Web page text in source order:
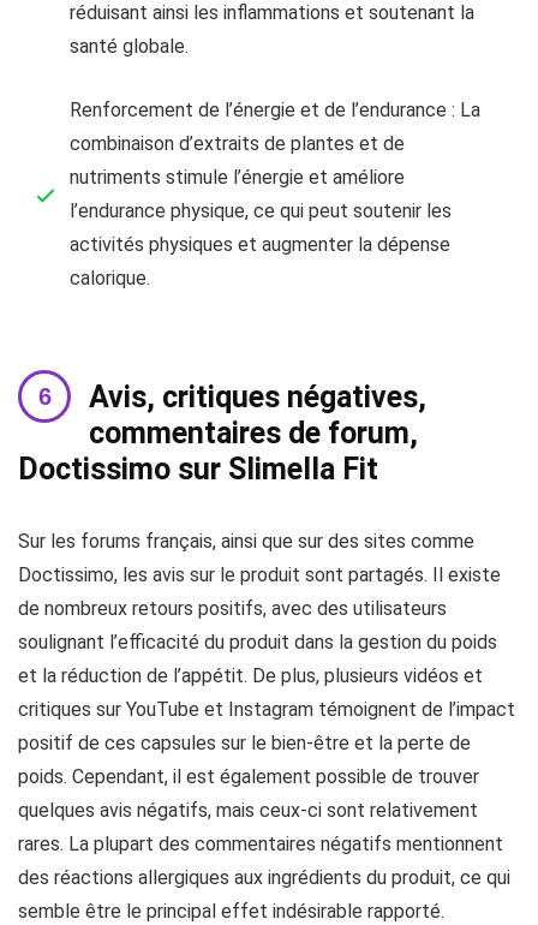
réduisant ainsi les inflammations et soutenant la
santé globale.
Renforcement de l’énergie et de l’endurance : La
combinaison d’extraits de plantes et de
nutriments stimule l’énergie et améliore
l’endurance physique, ce qui peut soutenir les
activités physiques et augmenter la dépense
calorique.
Avis, critiques négatives,
commentaires de forum,
Doctissimo sur Slimella Fit
Sur les forums français, ainsi que sur des sites comme
Doctissimo, les avis sur le produit sont partagés. Il existe
de nombreux retours positifs, avec des utilisateurs
soulignant l’efficacité du produit dans la gestion du poids
et la réduction de l’appétit. De plus, plusieurs vidéos et
critiques sur YouTube et Instagram témoignent de l’impact
positif de ces capsules sur le bien-être et la perte de
poids. Cependant, il est également possible de trouver
quelques avis négatifs, mais ceux-ci sont relativement
rares. La plupart des commentaires négatifs mentionnent
des réactions allergiques aux ingrédients du produit, ce qui
semble être le principal effet indésirable rapporté.